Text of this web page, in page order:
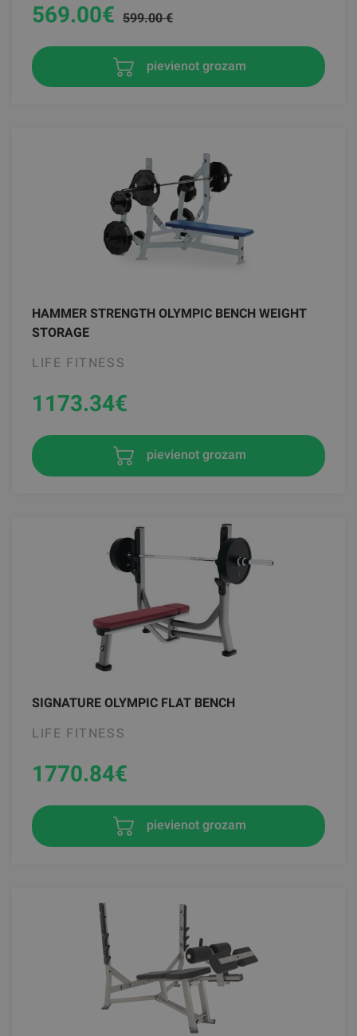
569.00€ 599.00 €
pievienot grozam
HAMMER STRENGTH OLYMPIC BENCH WEIGHT
STORAGE
LIFE FITNESS
1173.34€
pievienot grozam
SIGNATURE OLYMPIC FLAT BENCH
LIFE FITNESS
1770.84€
pievienot grozam